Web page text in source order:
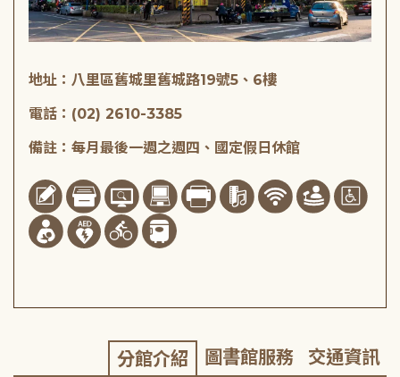
地址：八里區舊城里舊城路19號5、6樓
電話：(02) 2610-3385
備註：每月最後一週之週四、國定假日休館
分館介紹 圖書館服務 交通資訊